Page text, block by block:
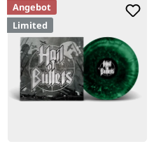
Angebot
Limited